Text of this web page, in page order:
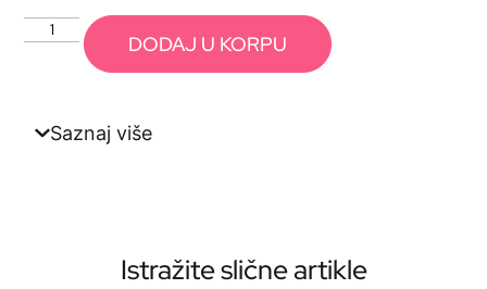
DODAJ U KORPU
Saznaj više
Istražite slične artikle